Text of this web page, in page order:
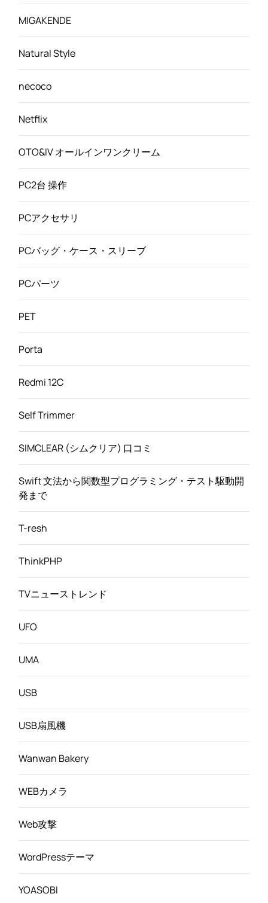
MIGAKENDE
Natural Style
necoco
Netflix
OTO&IV オールインワンクリーム
PC2台 操作
PCアクセサリ
PCバッグ・ケース・スリーブ
PCパーツ
PET
Porta
Redmi 12C
Self Trimmer
SIMCLEAR (シムクリア) 口コミ
Swift 文法から関数型プログラミング・テスト駆動開
発まで
T-resh
ThinkPHP
TVニューストレンド
UFO
UMA
USB
USB扇風機
Wanwan Bakery
WEBカメラ
Web攻撃
WordPressテーマ
YOASOBI